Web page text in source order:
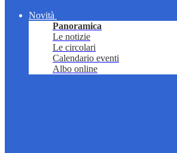
Novità
Panoramica
Le notizie
Le circolari
Calendario eventi
Albo online